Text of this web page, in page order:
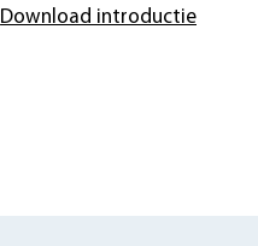
Download introductie